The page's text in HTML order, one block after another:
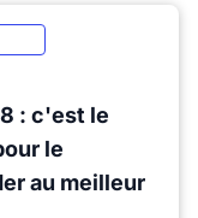
: c'est le
le
au meilleur